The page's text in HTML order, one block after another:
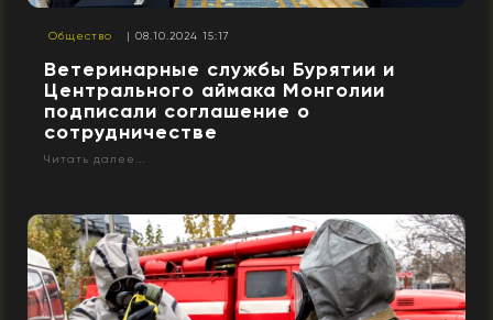
Общество | 08.10.2024 15:17
Ветеринарные службы Бурятии и
Центрального аймака Монголии
подписали соглашение о
сотрудничестве
Читать далее...